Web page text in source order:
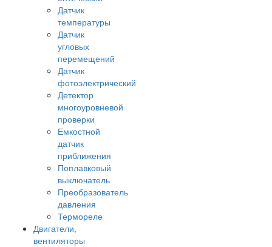
Датчик
температуры
Датчик
угловых
перемещений
Датчик
фотоэлектрический
Детектор
многоуровневой
проверки
Емкостной
датчик
приближения
Поплавковый
выключатель
Преобразователь
давления
Термореле
Двигатели,
вентиляторы